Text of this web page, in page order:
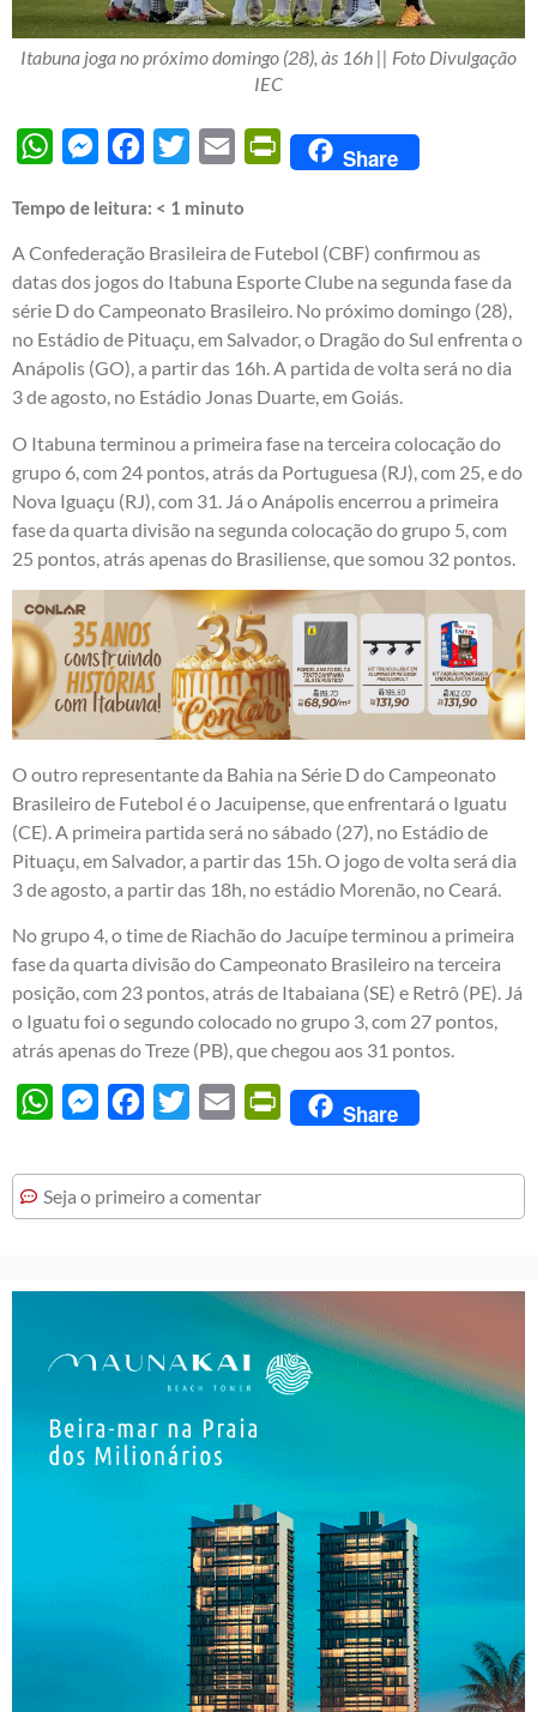
Itabuna joga no próximo domingo (28), às 16h || Foto Divulgação
IEC
WhatsAppMessengerFacebook
Twitter Email PrintFriendly
Share
Tempo de leitura: < 1 minuto
A Confederação Brasileira de Futebol (CBF) confirmou as
datas dos jogos do Itabuna Esporte Clube na segunda fase da
série D do Campeonato Brasileiro. No próximo domingo (28),
no Estádio de Pituaçu, em Salvador, o Dragão do Sul enfrenta o
Anápolis (GO), a partir das 16h. A partida de volta será no dia
3 de agosto, no Estádio Jonas Duarte, em Goiás.
O Itabuna terminou a primeira fase na terceira colocação do
grupo 6, com 24 pontos, atrás da Portuguesa (RJ), com 25, e do
Nova Iguaçu (RJ), com 31. Já o Anápolis encerrou a primeira
fase da quarta divisão na segunda colocação do grupo 5, com
25 pontos, atrás apenas do Brasiliense, que somou 32 pontos.
O outro representante da Bahia na Série D do Campeonato
Brasileiro de Futebol é o Jacuipense, que enfrentará o Iguatu
(CE). A primeira partida será no sábado (27), no Estádio de
Pituaçu, em Salvador, a partir das 15h. O jogo de volta será dia
3 de agosto, a partir das 18h, no estádio Morenão, no Ceará.
No grupo 4, o time de Riachão do Jacuípe terminou a primeira
fase da quarta divisão do Campeonato Brasileiro na terceira
posição, com 23 pontos, atrás de Itabaiana (SE) e Retrô (PE). Já
o Iguatu foi o segundo colocado no grupo 3, com 27 pontos,
atrás apenas do Treze (PB), que chegou aos 31 pontos.
WhatsAppMessengerFacebook
Twitter Email PrintFriendly
Share
Seja o primeiro a comentar